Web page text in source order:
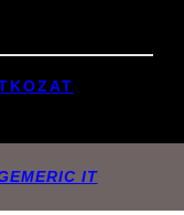
IT